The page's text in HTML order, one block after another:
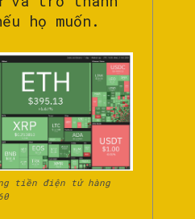
họ muốn.
tiền điện tử hàng